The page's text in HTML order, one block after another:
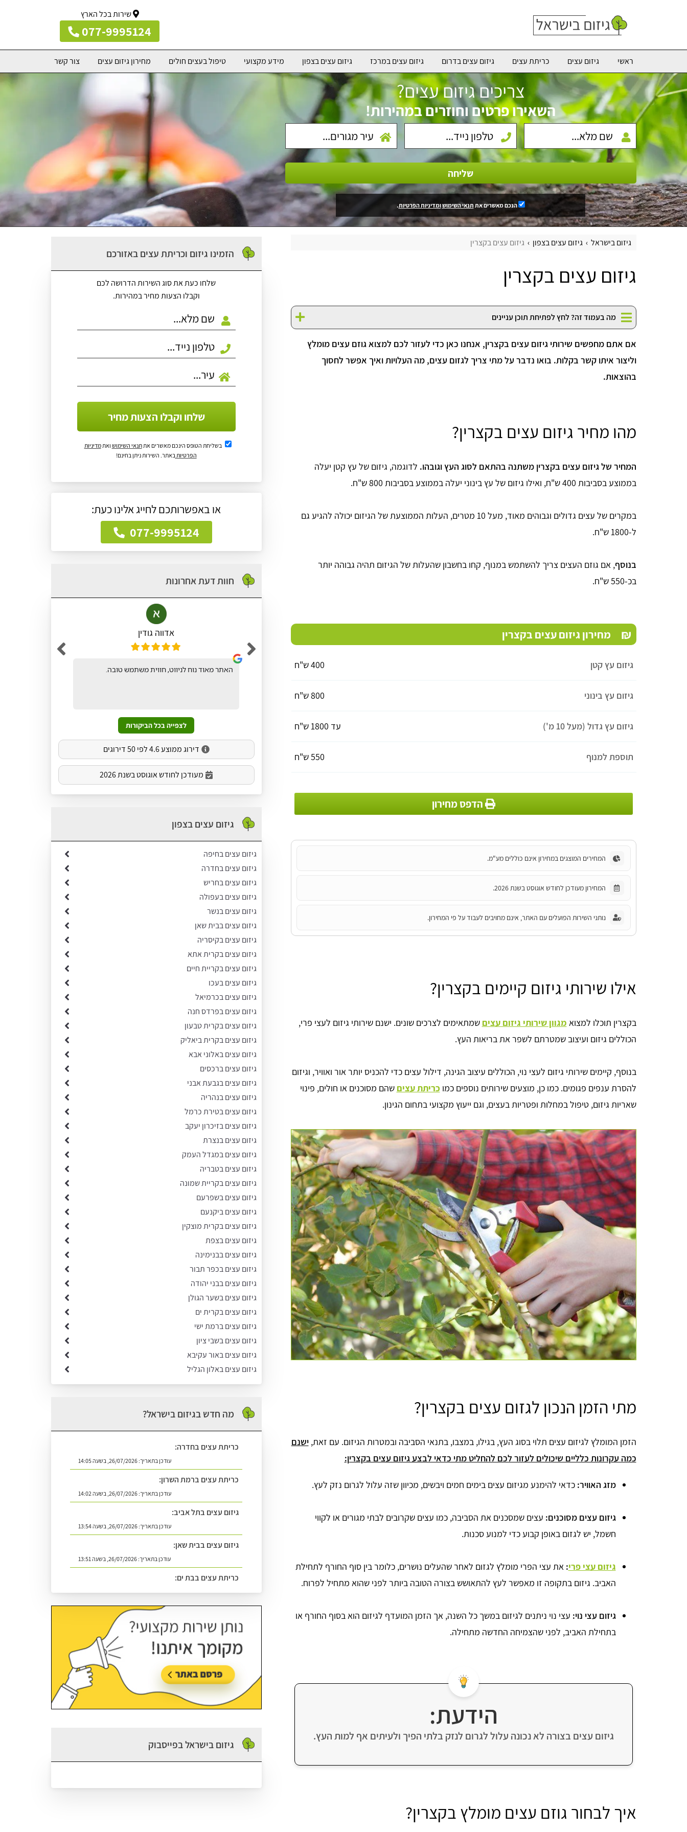
שירות בכל הארץ
077-9995124
ראשי גיזום עצים כריתת עצים גיזום עצים בדרום גיזום עצים במרכז גיזום עצים בצפון מידע מקצועי טיפול בעצים חולים מחירון גיזום עצים צור קשר
צריכים גיזום עצים?
השאירו פרטים וחוזרים במהירות!
שליחה
הנכם מאשרים את תנאי השימושומדיניות הפרטיות.
גיזום בישראל גיזום עצים בצפון גיזום עצים בקצרין
גיזום עצים בקצרין
מה בעמוד זה? לחץ לפתיחת תוכן עניינים
אם אתם מחפשים שירותי גיזום עצים בקצרין, אנחנו כאן כדי לעזור לכם למצוא גוזם עצים מומלץ
וליצור איתו קשר בקלות. בואו נדבר על מתי צריך לגזום עצים, מה העלויות ואיך אפשר לחסוך
בהוצאות.
מהו מחיר גיזום עצים בקצרין?
המחיר של גיזום עצים בקצרין משתנה בהתאם לסוג העץ וגובהו. לדוגמה, גיזום של עץ קטן יעלה
בממוצע בסביבות 400 ש"ח, ואילו גיזום של עץ בינוני יעלה בממוצע בסביבות 800 ש"ח.
במקרים של עצים גדולים וגבוהים מאוד, מעל 10 מטרים, העלות הממוצעת של הגיזום יכולה להגיע גם
ל-1800 ש"ח.
בנוסף, אם גוזם העצים צריך להשתמש במנוף, קחו בחשבון שהעלות של הגיזום תהיה גבוהה יותר
בכ-550 ש"ח.
₪ מחירון גיזום עצים בקצרין
גיזום עץ קטן 400 ש"ח
גיזום עץ בינוני 800 ש"ח
גיזום עץ גדול (מעל 10 מ') עד 1800 ש"ח
תוספת למנוף 550 ש"ח
הדפס מחירון
המחירים המוצגים במחירון אינם כוללים מע"מ.
המחירון מעודכן לחודש אוגוסט בשנת 2026.
נותני השירות הפועלים עם האתר, אינם מחויבים לעבוד על פי המחירון.
אילו שירותי גיזום קיימים בקצרין?
בקצרין תוכלו למצוא מגוון שירותי גיזום עצים שמתאימים לצרכים שונים. ישנם שירותי גיזום לעצי פרי,
הכוללים גיזום ועיצוב שמטרתם לשפר את בריאות העץ.
בנוסף, קיימים שירותי גיזום לעצי נוי, הכוללים עיצוב הגינה, דילול עצים כדי להכניס יותר אור ואוויר, וגיזום
להסרת ענפים פגומים. כמו כן, מוצעים שירותים נוספים כמו כריתת עצים שהם מסוכנים או חולים, פינוי
שאריות גיזום, טיפול במחלות ופטריות בעצים, וגם ייעוץ מקצועי בתחום הגינון.
מתי הזמן הנכון לגזום עצים בקצרין?
הזמן המומלץ לגיזום עצים תלוי בסוג העץ, בגילו, במצבו, בתנאי הסביבה ובמטרות הגיזום. עם זאת,ישנם
כמה עקרונות כלליים שיכולים לעזור לכם להחליט מתי כדאי לבצע גיזום עצים בקצרין:
מזג האוויר: כדאי להימנע מגיזום עצים בימים חמים ויבשים, מכיוון שזה עלול לגרום נזק לעץ.
גיזום עצים מסוכנים: עצים שמסכנים את הסביבה, כמו עצים שקרובים לבתי מגורים או לקווי
חשמל, יש לגזום באופן קבוע כדי למנוע סכנות.
גיזום עצי פרי: את עצי הפרי מומלץ לגזום לאחר שהעלים נושרים, כלומר בין סוף החורף לתחילת
האביב. גיזום בתקופה זו מאפשר לעץ להתאושש בצורה הטובה ביותר לפני שהוא מתחיל לפרוח.
גיזום עצי נוי: עצי נוי ניתנים לגיזום במשך כל השנה, אך הזמן המועדף לגיזום הוא בסוף החורף או
בתחילת האביב, לפני שהצמיחה החדשה מתחילה.
הידעת:
גיזום עצים בצורה לא נכונה עלול לגרום לנזק בלתי הפיך ולעיתים אף למות העץ.
איך לבחור גוזם עצים מומלץ בקצרין?
הזמינו גיזום וכריתת עצים באזורכם
שלחו כעת את סוג השירות הדרושה לכם
וקבלו הצעות מחיר במהירות.
שלחו וקבלו הצעות מחיר
בשליחת הטופס הינכם מאשרים אתתנאי השימוש ואתמדיניות
הפרטיותבאתר. השירות ניתן בחינם!
או באפשרותכם לחייג אלינו כעת:
077-9995124
חוות דעת אחרונות
אדווה גודין
האתר מאוד נוח לניווט, חווית משתמש טובה.
נעזרתי באתר גיזום בישראל בשביל לגזום עץ דקל
Nahum Karni
אתר נוח וברורת תגובה מהירה לבקשה שלי
לצפייה בכל הביקורות
דירוג ממוצע 4.6 לפי 50 דירוגים
מעודכן לחודש אוגוסט בשנת 2026
גיזום עצים בצפון
גיזום עצים בחיפה
גיזום עצים בחדרה
גיזום עצים בחריש
גיזום עצים בעפולה
גיזום עצים בנשר
גיזום עצים בבית שאן
גיזום עצים בקיסריה
גיזום עצים בקרית אתא
גיזום עצים בקריית חיים
גיזום עצים בעכו
גיזום עצים בכרמיאל
גיזום עצים בפרדס חנה
גיזום עצים בקרית טבעון
גיזום עצים בקרית ביאליק
גיזום עצים באלוני אבא
גיזום עצים ברכסים
גיזום עצים בגבעת אבני
גיזום עצים בנהריה
גיזום עצים בטירת כרמל
גיזום עצים בזיכרון יעקב
גיזום עצים בנצרת
גיזום עצים במגדל העמק
גיזום עצים בטבריה
גיזום עצים בקריית שמונה
גיזום עצים בשפרעם
גיזום עצים ביקנעם
גיזום עצים בקרית מוצקין
גיזום עצים בצפת
גיזום עצים בבנימינה
גיזום עצים בכפר תבור
גיזום עצים בבני יהודה
גיזום עצים בשער הגולן
גיזום עצים בקרית ים
גיזום עצים ברמת ישי
גיזום עצים בשבי ציון
גיזום עצים באור עקיבא
גיזום עצים באלון הגליל
מה חדש בגיזום בישראל?
כריתת עצים בחדרה:
עודכן בתאריך:26/07/2026, בשעה 14:05
כריתת עצים ברמת השרון:
עודכן בתאריך:26/07/2026, בשעה 14:02
גיזום עצים בתל אביב:
עודכן בתאריך:26/07/2026, בשעה 13:54
גיזום עצים בבית שאן:
עודכן בתאריך:26/07/2026, בשעה 13:51
כריתת עצים בבת ים:
עודכן בתאריך:26/07/2026, בשעה 14:08
גיזום בישראל בפייסבוק